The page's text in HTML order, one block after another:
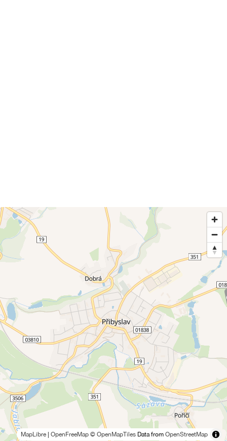
MapLibre OpenFreeMap © OpenMapTiles Data from OpenStreetMap